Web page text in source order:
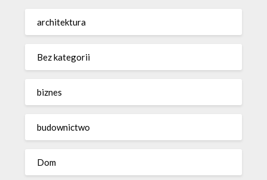
architektura
Bez kategorii
biznes
budownictwo
Dom